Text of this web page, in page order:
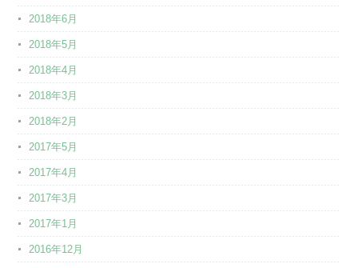
2018年6月
2018年5月
2018年4月
2018年3月
2018年2月
2017年5月
2017年4月
2017年3月
2017年1月
2016年12月